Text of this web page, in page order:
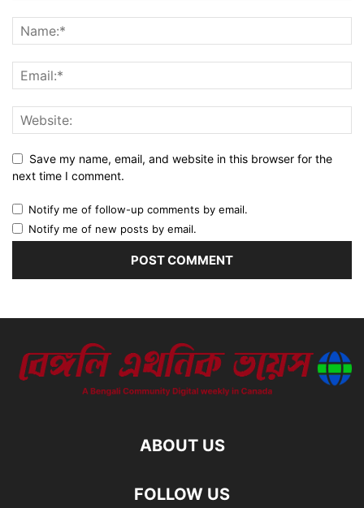
Save my name, email, and website in this browser for the
next time I comment.
Notify me of follow-up comments by email.
Notify me of new posts by email.
ABOUT US
FOLLOW US